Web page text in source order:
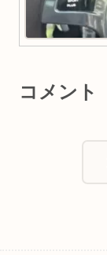
コメント